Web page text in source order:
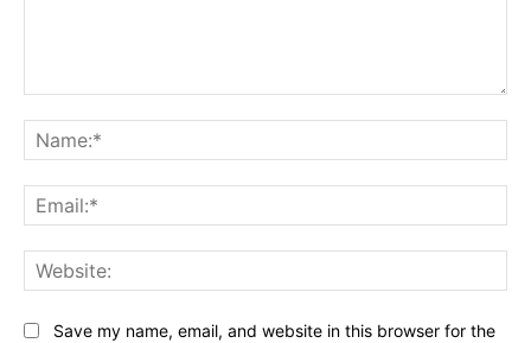
Save my name, email, and website in this browser for the